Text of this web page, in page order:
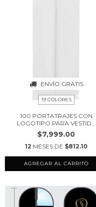
ENVÍO GRATIS
19 COLORES
100 PORTATRAJES CON
LOGOTIPO PARA VESTID...
$7,999.00
12 MESES DE $812.10
AGREGAR AL CARRITO